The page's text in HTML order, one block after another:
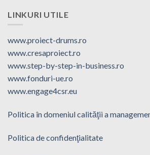
LINKURI UTILE
www.proiect-drums.ro
www.cresaproiect.ro
www.step-by-step-in-business.ro
www.fonduri-ue.ro
www.engage4csr.eu
Politica în domeniul calităţii a
Politica de confidenţialitate